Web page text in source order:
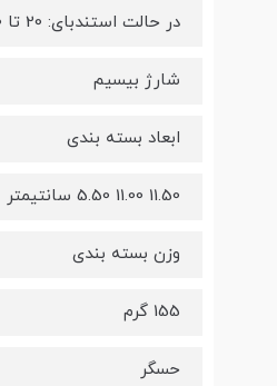
در حالت استندبای: 20 تا 30 روز
شارژ بیسیم
ابعاد بسته بندی
11.50 11.00 5.50 سانتیمتر
وزن بسته بندی
155 گرم
حسگر